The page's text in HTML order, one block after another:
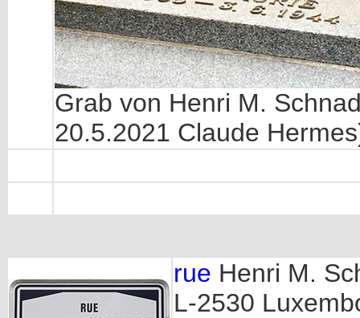
Grab von Henri M.
20.5.2021 Claude
rue Henri M.
L-2530